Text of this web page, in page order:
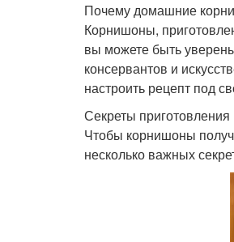
Почему домашние
Корнишоны,
вы можете быть
консервантов и
настроить рецепт под
Секреты
Чтобы корнишоны
несколько важных